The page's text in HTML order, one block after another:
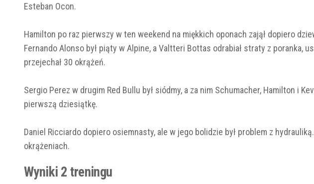
Esteban Ocon.
Hamilton po raz pierwszy w ten weekend na miękkich oponach zajął dopiero
Fernando Alonso był piąty w Alpine, a Valtteri Bottas odrabiał straty z poranka,
przejechał 30 okrążeń.
Sergio Perez w drugim Red Bullu był siódmy, a za nim Schumacher, Hamilton i
pierwszą dziesiątkę.
Daniel Ricciardo dopiero osiemnasty, ale w jego bolidzie był problem z
okrążeniach.
Wyniki 2 treningu